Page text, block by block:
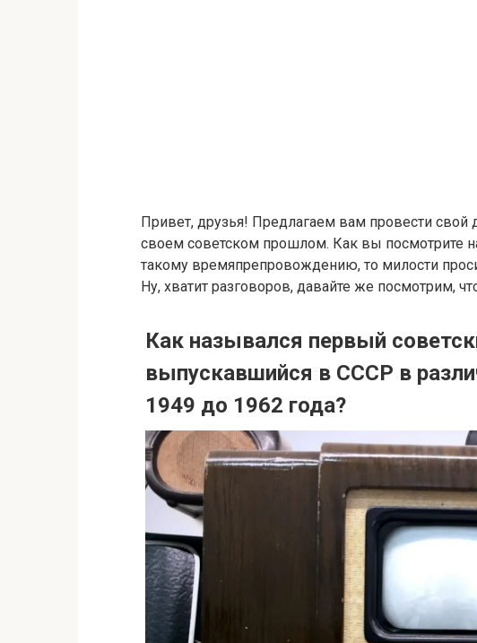
Привет, друзья! Предлагаем вам провести
своем советском прошлом. Как вы посмотрите
такому времяпрепровождению, то милости
Ну, хватит разговоров, давайте же посмотрим,
Как назывался первый
выпускавшийся в СССР в
1949 до 1962 года?